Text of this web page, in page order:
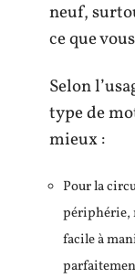
neuf,
ce que
Selon
type de
mieux :
Pour la
périphérie,
facile à